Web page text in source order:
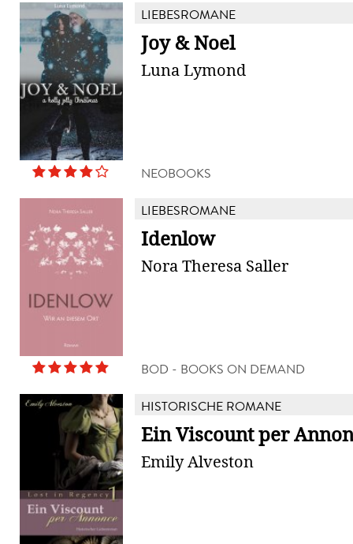
LIEBESROMANE
Joy & Noel
Luna Lymond
NEOBOOKS
LIEBESROMANE
Idenlow
Nora Theresa Saller
BOD - BOOKS ON DEMAND
HISTORISCHE ROMANE
Ein Viscount per
Emily Alveston